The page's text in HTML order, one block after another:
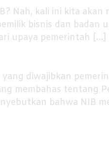
Nah, kali ini kita akan
bisnis dan badan
upaya pemerintah […]
diwajibkan
membahas tentang
bahwa NIB